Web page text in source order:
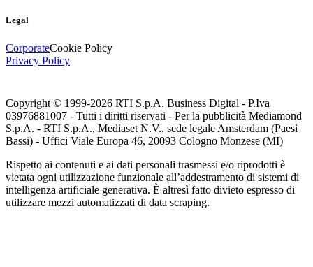
Legal
CorporateCookie Policy
Privacy Policy
Copyright © 1999-2026 RTI S.p.A. Business Digital - P.Iva
03976881007 - Tutti i diritti riservati - Per la pubblicità Mediamond
S.p.A. - RTI S.p.A., Mediaset N.V., sede legale Amsterdam (Paesi
Bassi) - Uffici Viale Europa 46, 20093 Cologno Monzese (MI)
Rispetto ai contenuti e ai dati personali trasmessi e/o riprodotti è
vietata ogni utilizzazione funzionale all’addestramento di sistemi di
intelligenza artificiale generativa. È altresì fatto divieto espresso di
utilizzare mezzi automatizzati di data scraping.